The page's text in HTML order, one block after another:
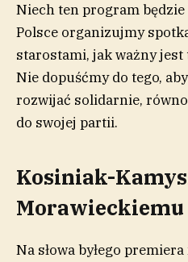
Niech ten program będzie
Polsce organizujmy
starostami, jak ważny jest
Nie dopuśćmy do tego,
rozwijać solidarnie,
do swojej partii.
Kosiniak-
Morawieckiemu
Na słowa byłego